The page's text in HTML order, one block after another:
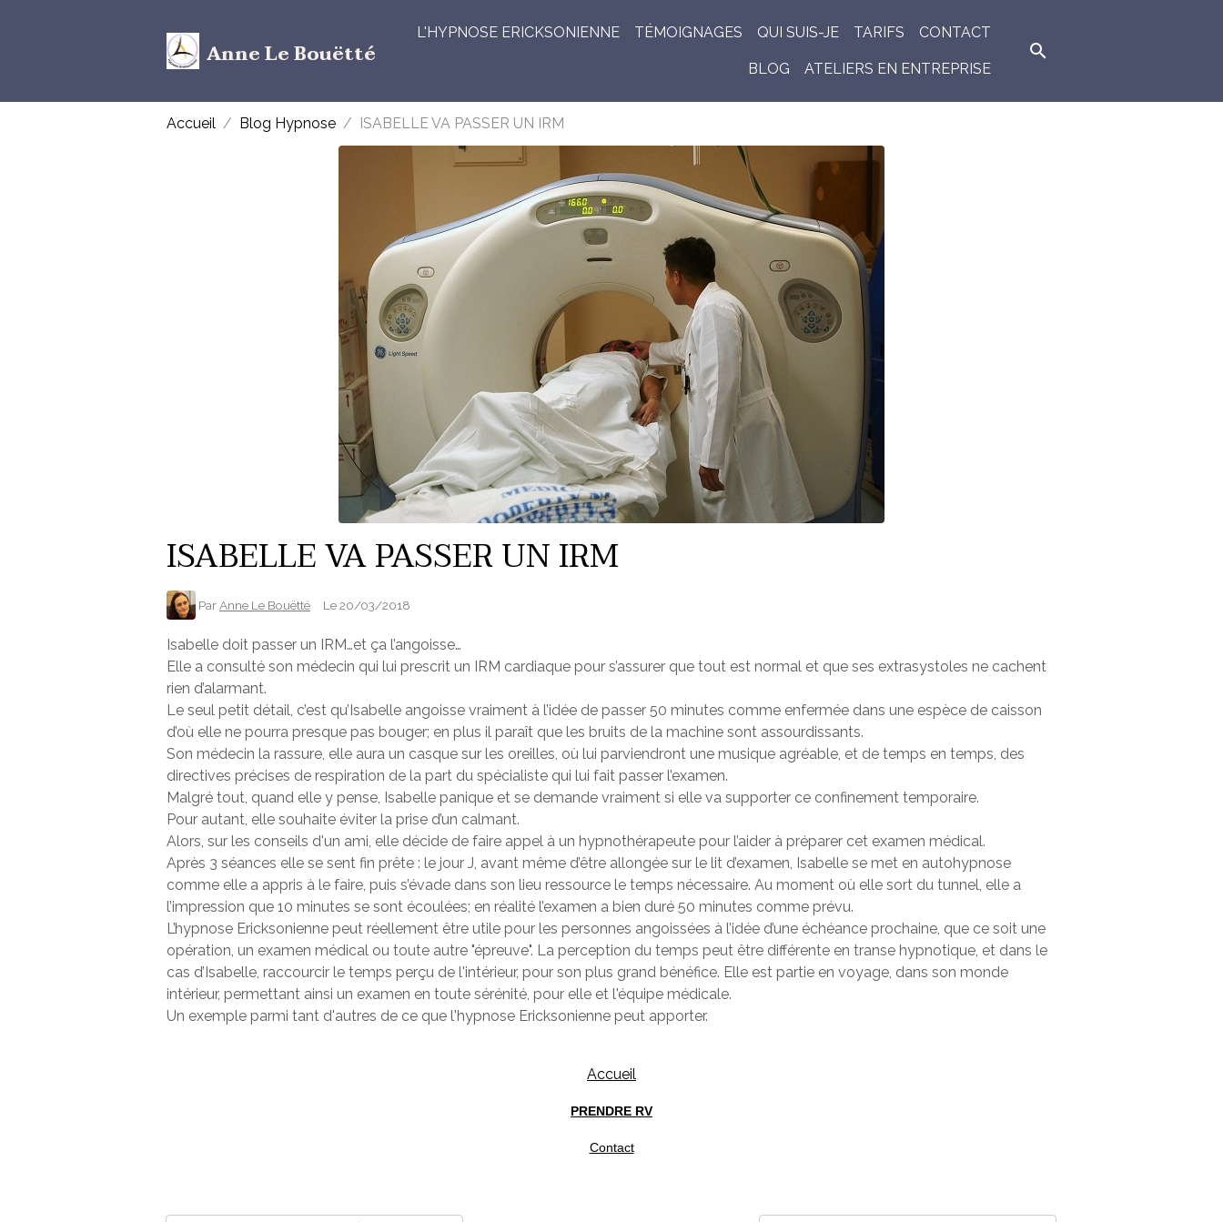
Anne Le Bouëtté
L'HYPNOSE ERICKSONIENNE TÉMOIGNAGES QUI SUIS-JE TARIFS CONTACT
BLOG ATELIERS EN ENTREPRISE
Accueil Blog Hypnose ISABELLE VA PASSER UN IRM
ISABELLE VA PASSER UN IRM
Par Anne Le Bouëtté Le 20/03/2018
Isabelle doit passer un IRM…et ça l’angoisse…
Elle a consulté son médecin qui lui prescrit un IRM cardiaque pour s’assurer que tout est normal et que ses extrasystoles ne cachent
rien d’alarmant.
Le seul petit détail, c’est qu’Isabelle angoisse vraiment à l’idée de passer 50 minutes comme enfermée dans une espèce de caisson
d’où elle ne pourra presque pas bouger; en plus il paraît que les bruits de la machine sont assourdissants.
Son médecin la rassure, elle aura un casque sur les oreilles, où lui parviendront une musique agréable, et de temps en temps, des
directives précises de respiration de la part du spécialiste qui lui fait passer l’examen.
Malgré tout, quand elle y pense, Isabelle panique et se demande vraiment si elle va supporter ce confinement temporaire.
Pour autant, elle souhaite éviter la prise d’un calmant.
Alors, sur les conseils d'un ami, elle décide de faire appel à un hypnothérapeute pour l’aider à préparer cet examen médical.
Après 3 séances elle se sent fin prête : le jour J, avant même d’être allongée sur le lit d’examen, Isabelle se met en autohypnose
comme elle a appris à le faire, puis s’évade dans son lieu ressource le temps nécessaire. Au moment où elle sort du tunnel, elle a
l’impression que 10 minutes se sont écoulées; en réalité l’examen a bien duré 50 minutes comme prévu.
L’hypnose Ericksonienne peut réellement être utile pour les personnes angoissées à l’idée d’une échéance prochaine, que ce soit une
opération, un examen médical ou toute autre "épreuve". La perception du temps peut être différente en transe hypnotique, et dans le
cas d’Isabelle, raccourcir le temps perçu de l'intérieur, pour son plus grand bénéfice. Elle est partie en voyage, dans son monde
intérieur, permettant ainsi un examen en toute sérénité, pour elle et l'équipe médicale.
Un exemple parmi tant d'autres de ce que l'hypnose Ericksonienne peut apporter.
Accueil
PRENDRE RV
Contact